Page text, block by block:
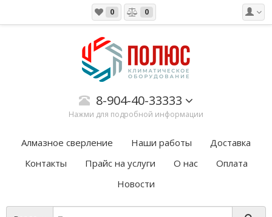
0 0
8-904-40-33333
Нажми для подробной информации
Алмазное сверление Наши работы
Доставка
Контакты
Прайс на услуги О нас
Оплата
Новости